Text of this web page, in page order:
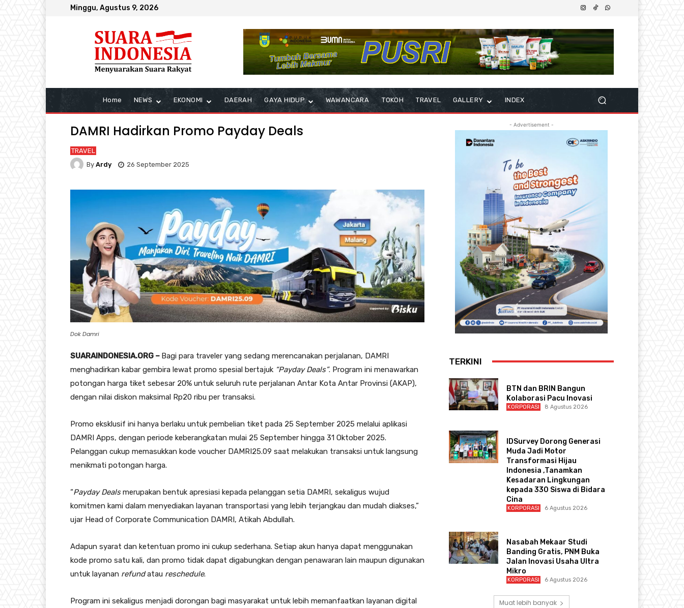
Minggu, Agustus 9, 2026
Home NEWS EKONOMI DAERAH GAYA HIDUP WAWANCARA TOKOH TRAVEL GALLERY INDEX
DAMRI Hadirkan Promo Payday Deals
TRAVEL
By Ardy 26 September 2025
Dok Damri
SUARAINDONESIA.ORG – Bagi para traveler yang sedang merencanakan perjalanan, DAMRI
menghadirkan kabar gembira lewat promo spesial bertajuk “Payday Deals”. Program ini menawarkan
potongan harga tiket sebesar 20% untuk seluruh rute perjalanan Antar Kota Antar Provinsi (AKAP),
dengan nilai diskon maksimal Rp20 ribu per transaksi.
Promo eksklusif ini hanya berlaku untuk pembelian tiket pada 25 September 2025 melalui aplikasi
DAMRI Apps, dengan periode keberangkatan mulai 25 September hingga 31 Oktober 2025.
Pelanggan cukup memasukkan kode voucher DAMRI25.09 saat melakukan transaksi untuk langsung
menikmati potongan harga.
“Payday Dealsmerupakan bentuk apresiasi kepada pelanggan setia DAMRI, sekaligus wujud
komitmen kami dalam menyediakan layanan transportasi yang lebih terjangkau dan mudah diakses,”
ujar Head of Corporate Communication DAMRI, Atikah Abdullah.
Adapun syarat dan ketentuan promo ini cukup sederhana. Setiap akun hanya dapat menggunakan
kode promo satu kali, dan promo tidak dapat digabungkan dengan penawaran lain maupun digunakan
untuk layanan refundatau reschedule.
Program ini sekaligus menjadi dorongan bagi masyarakat untuk lebih memanfaatkan layanan digital
- Advertisement -
TERKINI
BTN dan BRIN Bangun
Kolaborasi Pacu Inovasi
KORPORASI 8 Agustus 2026
IDSurvey Dorong Generasi
Muda Jadi Motor
Transformasi Hijau
Indonesia ,Tanamkan
Kesadaran Lingkungan
kepada 330 Siswa di Bidara
Cina
KORPORASI 6 Agustus 2026
Nasabah Mekaar Studi
Banding Gratis, PNM Buka
Jalan Inovasi Usaha Ultra
Mikro
KORPORASI 6 Agustus 2026
Muat lebih banyak